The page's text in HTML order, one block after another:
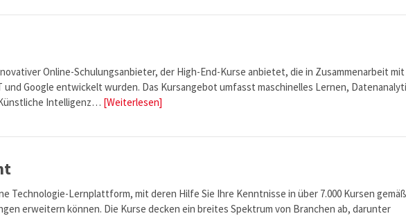
Online-Schulungsanbieter, der High-End-Kurse anbietet, die in Zusammenarbeit mit
und Google entwickelt wurden. Das Kursangebot umfasst maschinelles Lernen,
Intelligenz… [Weiterlesen]
Technologie-Lernplattform, mit deren Hilfe Sie Ihre Kenntnisse in über 7.000 Kursen gemäß
erweitern können. Die Kurse decken ein breites Spektrum von Branchen ab, darunter